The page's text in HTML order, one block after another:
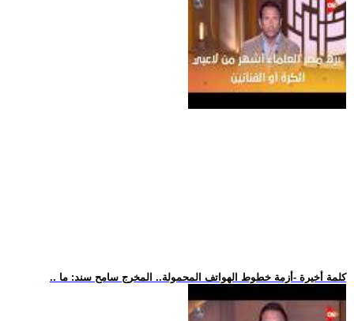
.. كلمة أخيرة -أزمة خطوط الهواتف المحمولة.. المخرج سامح سند: ما